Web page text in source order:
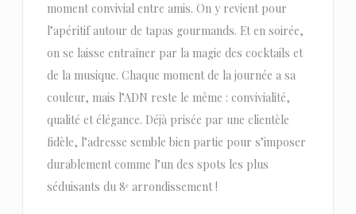
moment convivial entre amis. On y revient pour
l’apéritif autour de tapas gourmands. Et en soirée,
on se laisse entraîner par la magie des cocktails et
de la musique. Chaque moment de la journée a sa
couleur, mais l’ADN reste le même : convivialité,
qualité et élégance. Déjà prisée par une clientèle
fidèle, l’adresse semble bien partie pour s’imposer
durablement comme l’un des spots les plus
séduisants du 8ᵉ arrondissement !